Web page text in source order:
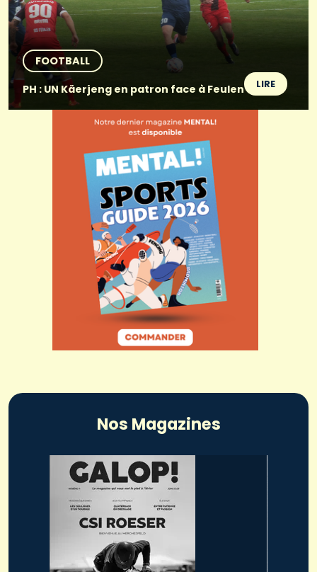
FOOTBALL
PH : UN Käerjeng en patron face à Feulen
LIRE
Nos Magazines